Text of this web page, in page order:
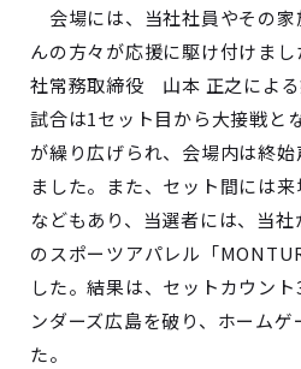
会場には、当社社員やその家
んの方々が応援に駆け付けま
社常務取締役 山本 正之による
試合は1セット目から大接戦と
が繰り広げられ、会場内は終
ました。また、セット間には
などもあり、当選者には、当
のスポーツアパレル「
した。結果は、セットカウン
ンダーズ広島を破り、ホーム
た。